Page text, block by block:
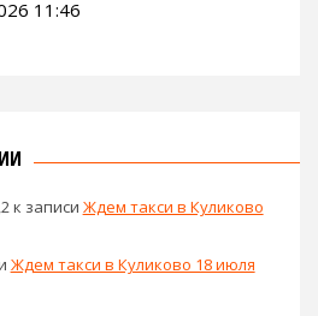
11:46
к записи Ждем такси в Куликово
Ждем такси в Куликово 18 июля